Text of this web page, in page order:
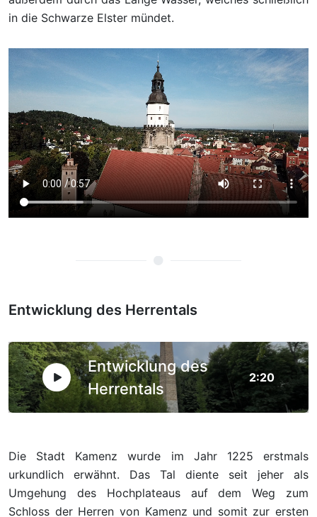
in die Schwarze Elster mündet.
Entwicklung des Herrentals
Entwicklung des
Herrentals
2:20
Die Stadt Kamenz wurde im Jahr 1225 erstmals
urkundlich erwähnt. Das Tal diente seit jeher als
Umgehung des Hochplateaus auf dem Weg zum
Schloss der Herren von Kamenz und somit zur ersten